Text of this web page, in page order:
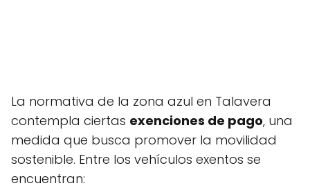
La normativa de la zona azul en Talavera
contempla ciertas exenciones de pago, una
medida que busca promover la movilidad
sostenible. Entre los vehículos exentos se
encuentran: